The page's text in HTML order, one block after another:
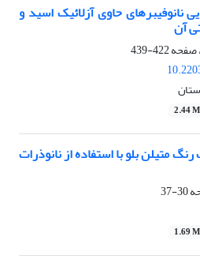
نانوفیبرهای حاوی آزلائیک اسید و
آن
422-439
2.44 M
متیلن بلو با استفاده از نانوذرات
30-37
1.69 M